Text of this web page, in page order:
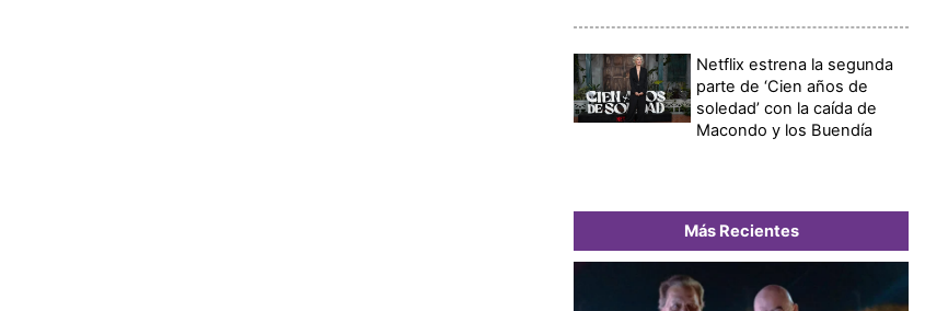
Netflix estrena la segunda
parte de ‘Cien años de
soledad’ con la caída de
Macondo y los Buendía
Más Recientes